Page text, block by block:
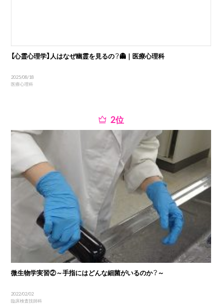
【心霊心理学】人はなぜ幽霊を見るの？👻｜医療心理科
2025/08/18
医療心理科
位
微生物学実習②～手指にはどんな細菌がいるのか？～
2022/02/02
臨床検査技師科